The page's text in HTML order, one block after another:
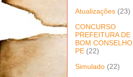
Atualizações (23)
CONCURSO
PREFEITURA DE
BOM CONSELHO
PE (22)
Simulado (22)